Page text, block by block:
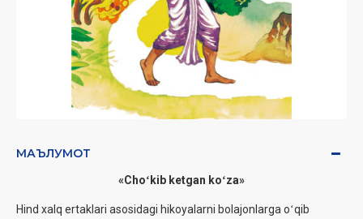
МАЪЛУМОТ
«Choʻkib ketgan koʻza»
Hind xalq ertaklari asosidagi hikoyalarni bolajonlarga oʻqib